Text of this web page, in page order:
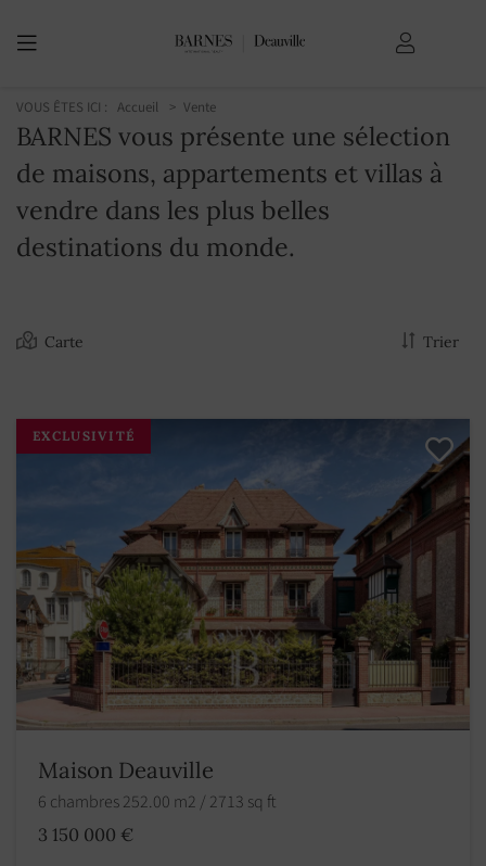
VOUS ÊTES ICI : Accueil Vente
BARNES vous présente une sélection
de maisons, appartements et villas à
vendre dans les plus belles
destinations du monde.
Carte Trier
EXCLUSIVITÉ
Maison Deauville
6 chambres 252.00 m2 / 2713 sq ft
3 150 000 €